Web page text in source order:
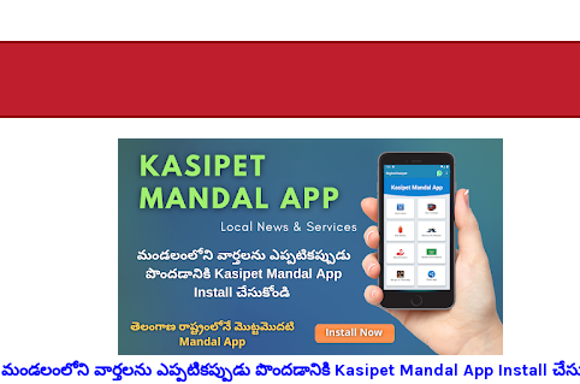
మండలంలోని వార్తలను ఎప్పటికప్పుడు పొందడానికి Kasipet Mandal App Install